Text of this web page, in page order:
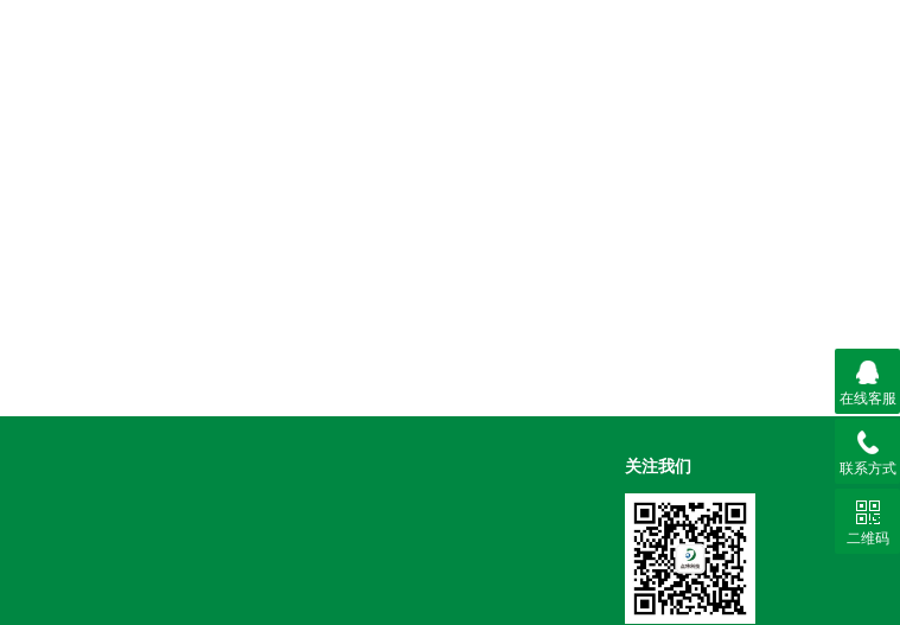
关注我们
在线客服
联系方式
二维码